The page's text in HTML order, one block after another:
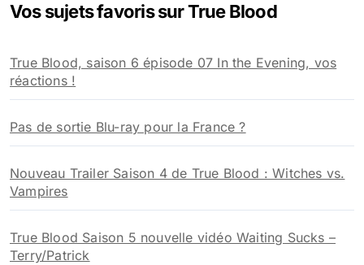
r
e
r
Vos sujets favoris sur True Blood
True Blood, saison 6 épisode 07 In the Evening, vos
réactions !
Pas de sortie Blu-ray pour la France ?
Nouveau Trailer Saison 4 de True Blood : Witches vs.
Vampires
True Blood Saison 5 nouvelle vidéo Waiting Sucks –
Terry/Patrick